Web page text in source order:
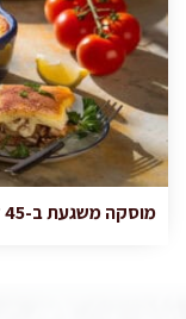
מוסקה משגעת ב-45 דקות, בלי טיגון שמכביד